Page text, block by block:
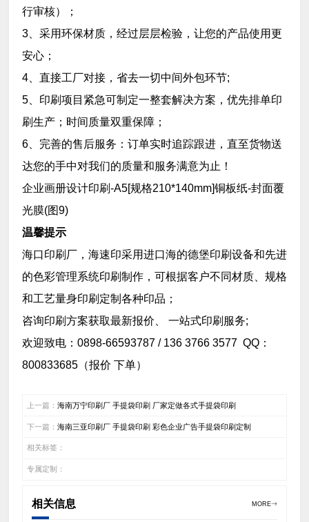
行审核）；
3、采用环保材质，经过层层检验，让您的产品使用更
安心；
4、直接工厂对接，省去一切中间外包环节;
5、印刷项目紧急可制定一整套解决方案，优先排单印
刷生产；时间质量双重保障；
6、完善的售后服务：订单实时追踪跟进，直至货物送
达您的手中对我们的质量和服务满意为止！
企业画册设计印刷-A5[规格210*140mm]铜板纸-封面覆
光膜(图9)
温馨提示
海口印刷厂，海速印采用进口海的德堡印刷设备和先进
的色彩管理系统印刷制作，可根据客户不同材质、规格
和工艺量身印刷定制各种印品；
咨询印刷方案获取最新报价、 一站式印刷服务;
欢迎致电：0898-66593787 / 136 3766 3577 QQ：
800833685（报价 下单）
上一篇： 海南万宁印刷厂 手提袋印刷 厂家定做各式手提袋印刷
下一篇： 海南三亚印刷厂 手提袋印刷 彩色企业广告手提袋印刷定制
相关标签：
专属定制：
相关信息 MORE